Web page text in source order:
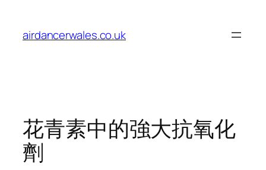
content
airdancerwales.co.uk
花青素中的強大抗氧化
劑